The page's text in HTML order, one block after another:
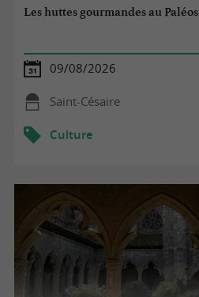
Les huttes gourmandes au
09/08/2026
Saint-Césaire
Culture